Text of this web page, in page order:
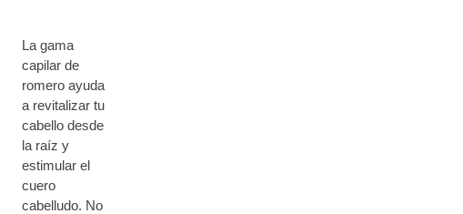
La gama
capilar de
romero ayuda
a revitalizar tu
cabello desde
la raíz y
estimular el
cuero
cabelludo. No